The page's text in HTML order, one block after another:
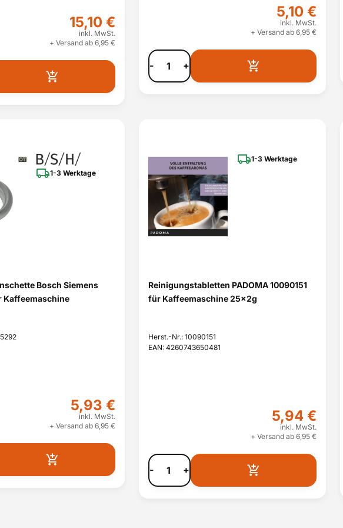
15,10 €
inkl. MwSt.
+ Versand ab 6,95 €
5,10 €
inkl. MwSt.
+ Versand ab 6,95 €
- +
1-3 Werktage
Bosch Siemens
Kaffeemaschine
5,93 €
inkl. MwSt.
+ Versand ab 6,95 €
1-3 Werktage
Reinigungstabletten PADOMA 10090151
für Kaffeemaschine 25x2g
Herst.-Nr.: 10090151
EAN: 4260743650481
5,94 €
inkl. MwSt.
+ Versand ab 6,95 €
- +